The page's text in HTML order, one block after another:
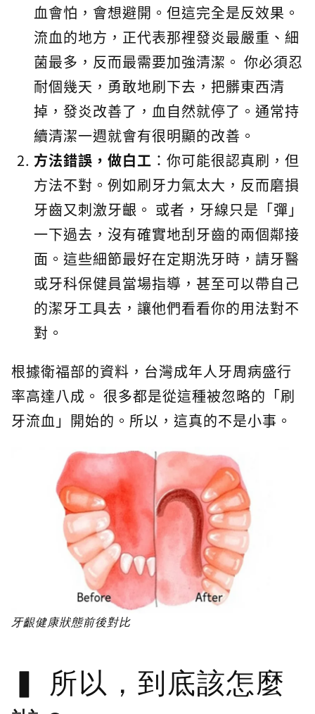
血會怕，會想避開。但這完全是反效果。
流血的地方，正代表那裡發炎最嚴重、細
菌最多，反而最需要加強清潔。 你必須忍
耐個幾天，勇敢地刷下去，把髒東西清
掉，發炎改善了，血自然就停了。通常持
續清潔一週就會有很明顯的改善。
方法錯誤，做白工 ：你可能很認真刷，但
方法不對。例如刷牙力氣太大，反而磨損
牙齒又刺激牙齦。 或者，牙線只是「彈」
一下過去，沒有確實地刮牙齒的兩個鄰接
面。這些細節最好在定期洗牙時，請牙醫
或牙科保健員當場指導，甚至可以帶自己
的潔牙工具去，讓他們看看你的用法對不
對。
根據衛福部的資料，台灣成年人牙周病盛行
率高達八成。 很多都是從這種被忽略的「刷
牙流血」開始的。所以，這真的不是小事。
牙齦健康狀態前後對比
所以，到底該怎麼